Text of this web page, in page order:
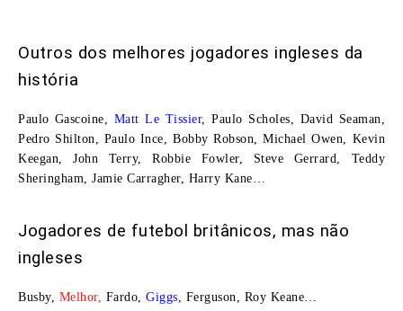
Outros dos melhores jogadores ingleses da
história
Paulo Gascoine, Matt Le Tissier, Paulo Scholes, David Seaman,
Pedro Shilton, Paulo Ince, Bobby Robson, Michael Owen, Kevin
Keegan, John Terry, Robbie Fowler, Steve Gerrard, Teddy
Sheringham, Jamie Carragher, Harry Kane…
Jogadores de futebol britânicos, mas não
ingleses
Busby, Melhor, Fardo, Giggs , Ferguson, Roy Keane…